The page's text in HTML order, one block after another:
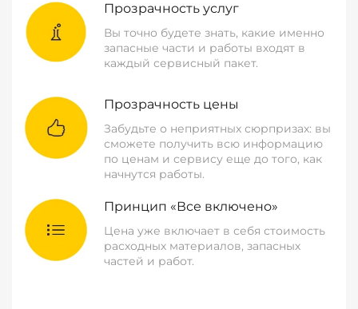
Прозрачность услуг
Вы точно будете знать, какие именно
запасные части и работы входят в
каждый сервисный пакет.
Прозрачность цены
Забудьте о неприятных сюрпризах: вы
сможете получить всю информацию
по ценам и сервису еще до того, как
начнутся работы.
Принцип «Все включено»
Цена уже включает в себя стоимость
расходных материалов, запасных
частей и работ.